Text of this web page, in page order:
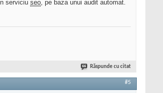
serviciu seo, pe baza unui audit automat.
Răspunde cu citat
#5